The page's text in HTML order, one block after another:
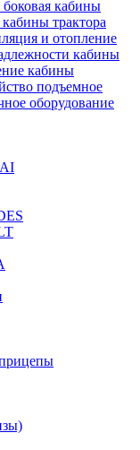
кабины
трактора
и отопление
кабины
кабины
подъемное
оборудование